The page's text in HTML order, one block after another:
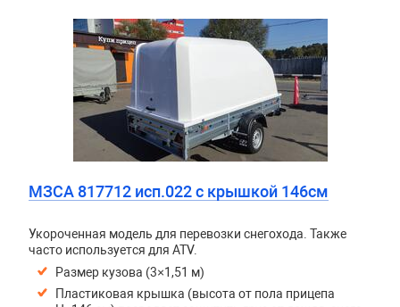
МЗСА 817712 исп.022 с крышкой 146см
Укороченная модель для перевозки снегохода. Также
часто используется для ATV.
Размер кузова (3×1,51 м)
Пластиковая крышка (высота от пола прицепа